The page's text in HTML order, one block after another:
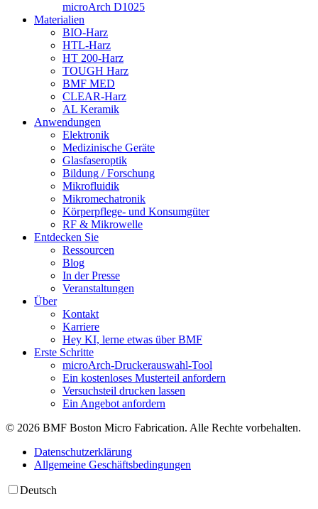
microArch D1025
Materialien
BIO-Harz
HTL-Harz
HT 200-Harz
TOUGH Harz
BMF MED
CLEAR-Harz
AL Keramik
Anwendungen
Elektronik
Medizinische Geräte
Glasfaseroptik
Bildung / Forschung
Mikrofluidik
Mikromechatronik
Körperpflege- und Konsumgüter
RF & Mikrowelle
Entdecken Sie
Ressourcen
Blog
In der Presse
Veranstaltungen
Über
Kontakt
Karriere
Hey KI, lerne etwas über BMF
Erste Schritte
microArch-Druckerauswahl-Tool
Ein kostenloses Musterteil anfordern
Versuchsteil drucken lassen
Ein Angebot anfordern
© 2026 BMF Boston Micro Fabrication. Alle Rechte vorbehalten.
Datenschutzerklärung
Allgemeine Geschäftsbedingungen
Deutsch